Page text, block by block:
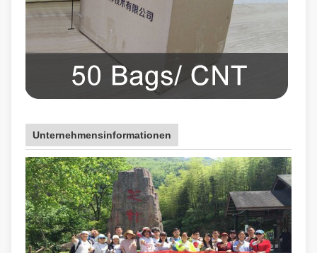
Unternehmensinformationen